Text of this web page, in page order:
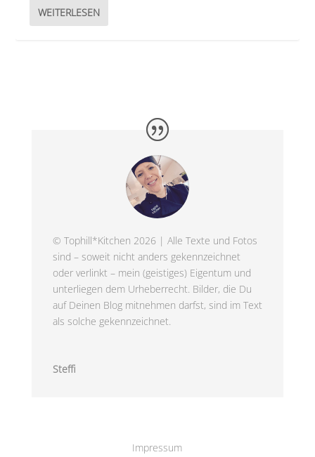
WEITERLESEN
© Tophill*Kitchen 2026 | Alle Texte und Fotos
sind – soweit nicht anders gekennzeichnet
oder verlinkt – mein (geistiges) Eigentum und
unterliegen dem Urheberrecht. Bilder, die Du
auf Deinen Blog mitnehmen darfst, sind im Text
als solche gekennzeichnet.
Steffi
Impressum